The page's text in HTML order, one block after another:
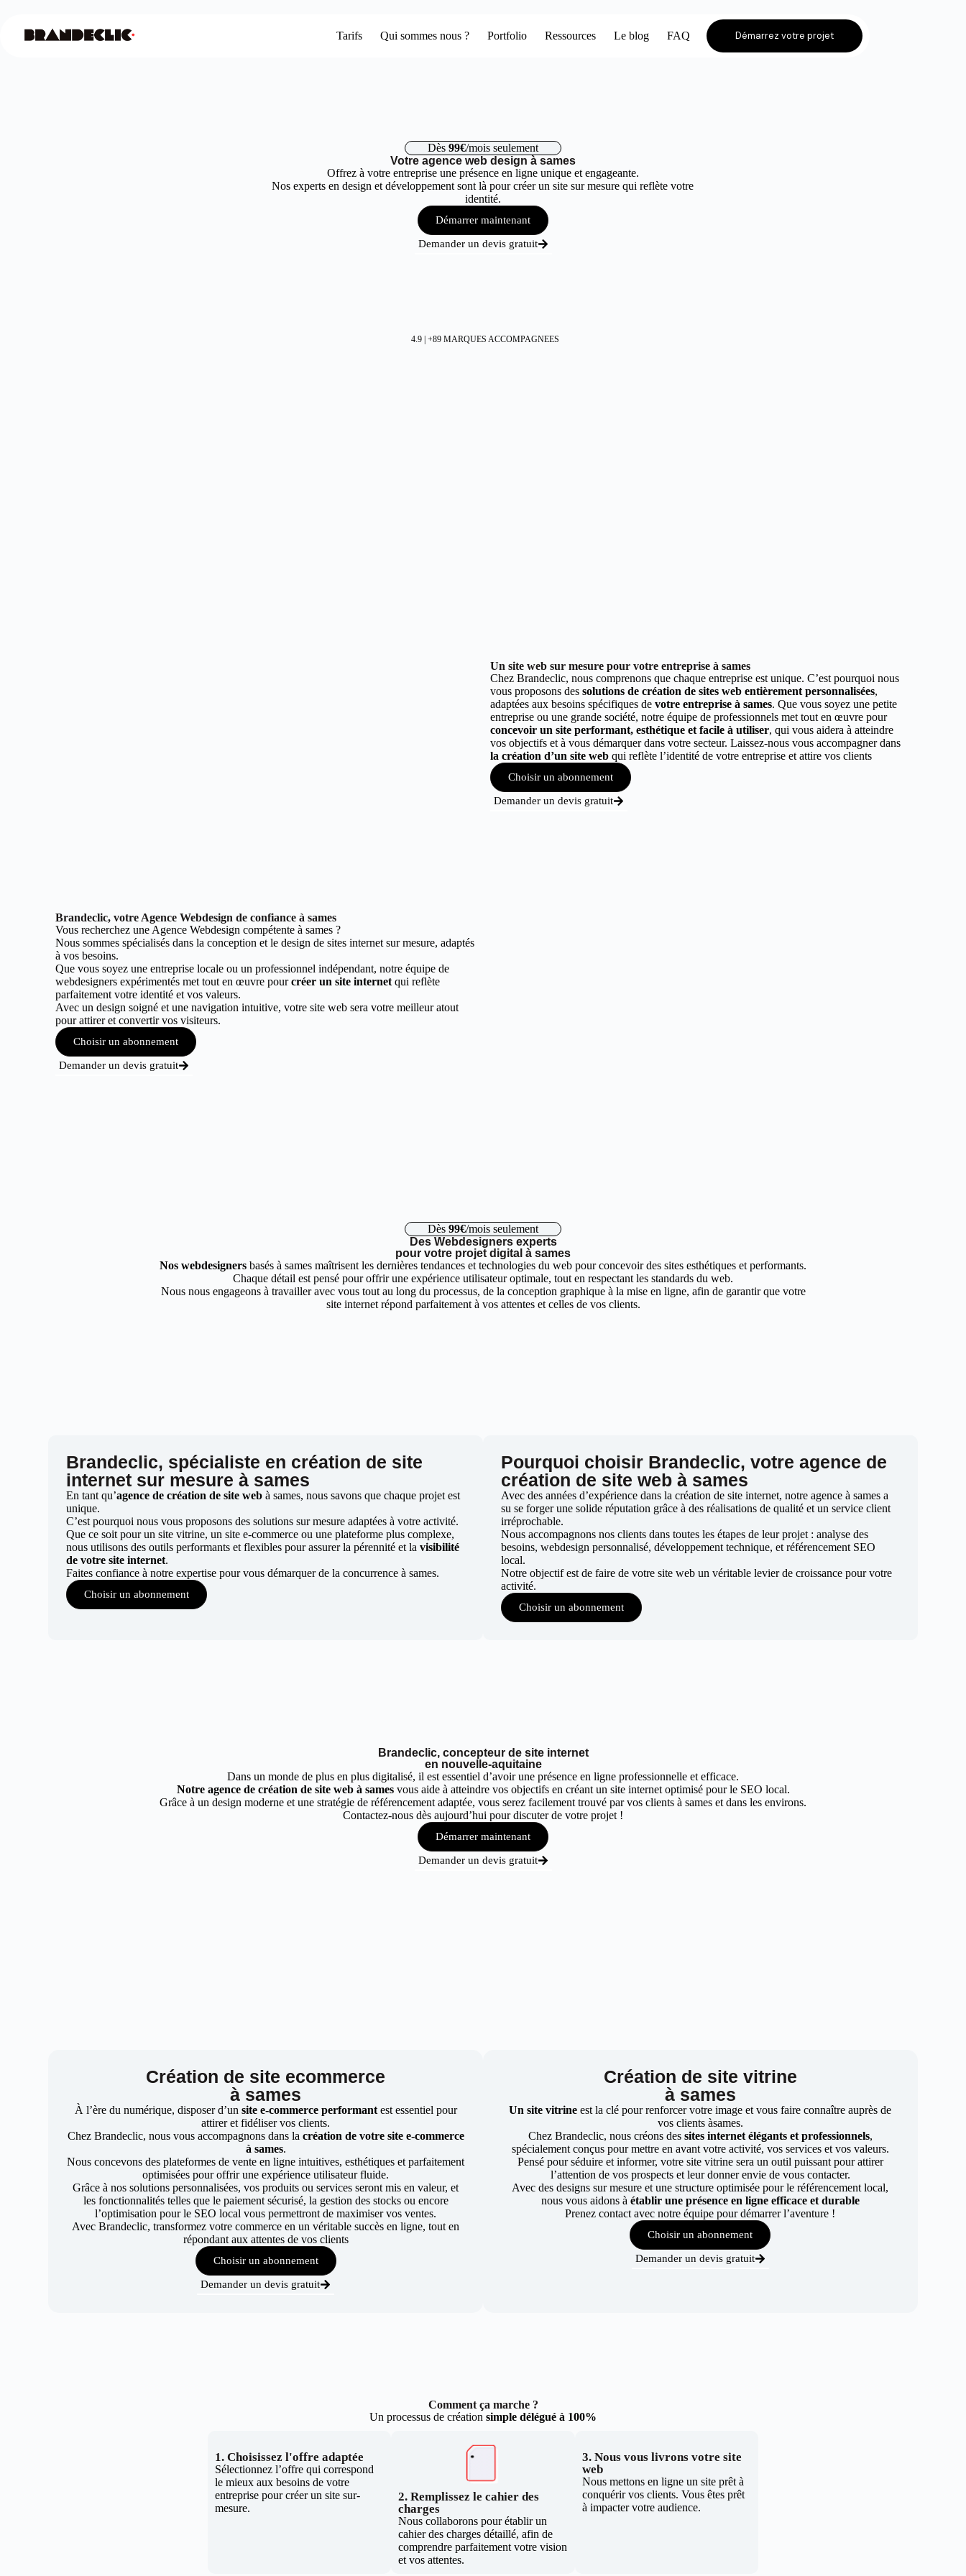
Tarifs Qui sommes nous ? Portfolio Ressources Le blog FAQ Démarrez votre projet
Dès 99€/mois seulement
Votre agence web design à sames
Offrez à votre entreprise une présence en ligne unique et engageante.
Nos experts en design et développement sont là pour créer un site sur mesure qui reflète votre
identité.
Démarrer maintenant
Demander un devis gratuit
4.9 | +89 MARQUES ACCOMPAGNEES
Un site web sur mesure pour votre entreprise à sames
Chez Brandeclic, nous comprenons que chaque entreprise est unique. C’est pourquoi nous
vous proposons des solutions de création de sites web entièrement personnalisées,
adaptées aux besoins spécifiques de votre entreprise à sames. Que vous soyez une petite
entreprise ou une grande société, notre équipe de professionnels met tout en œuvre pour
concevoir un site performant, esthétique et facile à utiliser, qui vous aidera à atteindre
vos objectifs et à vous démarquer dans votre secteur. Laissez-nous vous accompagner dans
la création d’un site web qui reflète l’identité de votre entreprise et attire vos clients
Choisir un abonnement
Demander un devis gratuit
Brandeclic, votre Agence Webdesign de confiance à sames
Vous recherchez une Agence Webdesign compétente à sames ?
Nous sommes spécialisés dans la conception et le design de sites internet sur mesure, adaptés
à vos besoins.
Que vous soyez une entreprise locale ou un professionnel indépendant, notre équipe de
webdesigners expérimentés met tout en œuvre pourcréer un site internetqui reflète
parfaitement votre identité et vos valeurs.
Avec un design soigné et une navigation intuitive, votre site web sera votre meilleur atout
pour attirer et convertir vos visiteurs.
Choisir un abonnement
Demander un devis gratuit
Dès 99€/mois seulement
Des Webdesigners experts
pour votre projet digital à sames
Nos webdesigners basés à sames maîtrisent les dernières tendances et technologies du web pour concevoir des sites esthétiques et performants.
Chaque détail est pensé pour offrir une expérience utilisateur optimale, tout en respectant les standards du web.
Nous nous engageons à travailler avec vous tout au long du processus, de la conception graphique à la mise en ligne, afin de garantir que votre
site internet répond parfaitement à vos attentes et celles de vos clients.
Brandeclic, spécialiste en création de site
internet sur mesure à sames
En tant qu’agence de création de site web à sames, nous savons que chaque projet est
unique.
C’est pourquoi nous vous proposons des solutions sur mesure adaptées à votre activité.
Que ce soit pour un site vitrine, un site e-commerce ou une plateforme plus complexe,
nous utilisons des outils performants et flexibles pour assurer la pérennité et lavisibilité
de votre site internet.
Faites confiance à notre expertise pour vous démarquer de la concurrence à sames.
Choisir un abonnement
Pourquoi choisir Brandeclic, votre agence de
création de site web à sames
Avec des années d’expérience dans la création de site internet, notre agence à sames a
su se forger une solide réputation grâce à des réalisations de qualité et un service client
irréprochable.
Nous accompagnons nos clients dans toutes les étapes de leur projet : analyse des
besoins, webdesign personnalisé, développement technique, et référencement SEO
local.
Notre objectif est de faire de votre site web un véritable levier de croissance pour votre
activité.
Choisir un abonnement
Brandeclic, concepteur de site internet
en nouvelle-aquitaine
Dans un monde de plus en plus digitalisé, il est essentiel d’avoir une présence en ligne professionnelle et efficace.
Notre agence de création de site web à samesvous aide à atteindre vos objectifs en créant un site internet optimisé pour le SEO local.
Grâce à un design moderne et une stratégie de référencement adaptée, vous serez facilement trouvé par vos clients à sames et dans les environs.
Contactez-nous dès aujourd’hui pour discuter de votre projet !
Démarrer maintenant
Demander un devis gratuit
Création de site ecommerce
à sames
À l’ère du numérique, disposer d’un site e-commerce performant est essentiel pour
attirer et fidéliser vos clients.
Chez Brandeclic, nous vous accompagnons dans la création de votre site e-commerce
à sames.
Nous concevons des plateformes de vente en ligne intuitives, esthétiques et parfaitement
optimisées pour offrir une expérience utilisateur fluide.
Grâce à nos solutions personnalisées, vos produits ou services seront mis en valeur, et
les fonctionnalités telles que le paiement sécurisé, la gestion des stocks ou encore
l’optimisation pour le SEO local vous permettront de maximiser vos ventes.
Avec Brandeclic, transformez votre commerce en un véritable succès en ligne, tout en
répondant aux attentes de vos clients
Choisir un abonnement
Demander un devis gratuit
Création de site vitrine
à sames
Un site vitrine est la clé pour renforcer votre image et vous faire connaître auprès de
vos clients àsames.
Chez Brandeclic, nous créons dessites internet élégants et professionnels,
spécialement conçus pour mettre en avant votre activité, vos services et vos valeurs.
Pensé pour séduire et informer, votre site vitrine sera un outil puissant pour attirer
l’attention de vos prospects et leur donner envie de vous contacter.
Avec des designs sur mesure et une structure optimisée pour le référencement local,
nous vous aidons à établir une présence en ligne efficace et durable
Prenez contact avec notre équipe pour démarrer l’aventure !
Choisir un abonnement
Demander un devis gratuit
Comment ça marche ?
Un processus de création simple délégué à 100%
1. Choisissez l'offre adaptée
Sélectionnez l’offre qui correspond
le mieux aux besoins de votre
entreprise pour créer un site sur-
mesure.
2. Remplissez le cahier des
charges
Nous collaborons pour établir un
cahier des charges détaillé, afin de
comprendre parfaitement votre vision
et vos attentes.
3. Nous vous livrons votre site
web
Nous mettons en ligne un site prêt à
conquérir vos clients. Vous êtes prêt
à impacter votre audience.